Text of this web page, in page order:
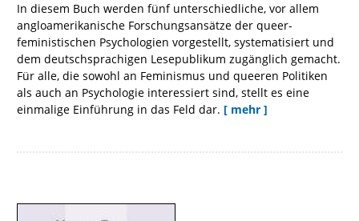
In diesem Buch werden fünf unterschiedliche, vor allem
angloamerikanische Forschungsansätze der queer-
feministischen Psychologien vorgestellt, systematisiert und
dem deutschsprachigen Lesepublikum zugänglich gemacht.
Für alle, die sowohl an Feminismus und queeren Politiken
als auch an Psychologie interessiert sind, stellt es eine
einmalige Einführung in das Feld dar. [ mehr ]